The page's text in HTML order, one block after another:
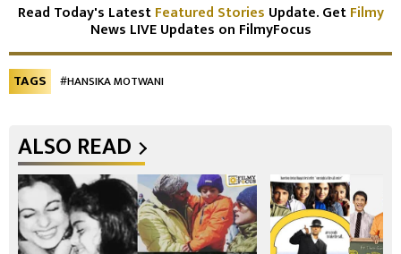
Read Today's LatestFeatured Stories Update. GetFilmy
News LIVE Updates on FilmyFocus
TAGS #HANSIKA MOTWANI
ALSO READ